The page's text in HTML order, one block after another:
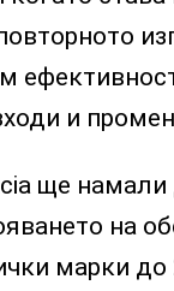
и
ще
на
марки